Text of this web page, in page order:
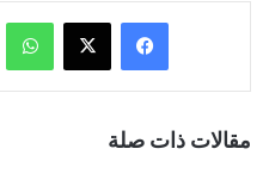
فيسبوك ‫X
مقالات ذات صلة